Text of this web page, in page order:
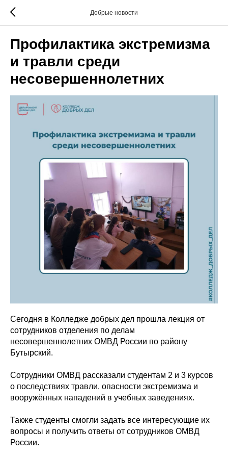
Добрые новости
Профилактика экстремизма
и травли среди
несовершеннолетних
Сегодня в Колледже добрых дел прошла лекция от
сотрудников отделения по делам
несовершеннолетних ОМВД России по району
Бутырский.
Сотрудники ОМВД рассказали студентам 2 и 3 курсов
о последствиях травли, опасности экстремизма и
вооружённых нападений в учебных заведениях.
Также студенты смогли задать все интересующие их
вопросы и получить ответы от сотрудников ОМВД
России.